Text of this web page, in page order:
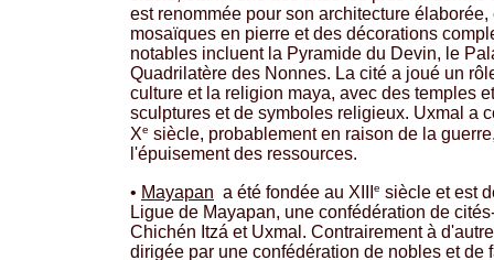
est renommée pour son architecture
mosaïques en pierre et des décorations
notables incluent la Pyramide du Devin, le
Quadrilatère des Nonnes. La cité a joué un
culture et la religion maya, avec des temples
sculptures et de symboles religieux. Uxmal a
Xe siècle, probablement en raison de la
l'épuisement des ressources.
• Mayapan a été fondée au XIII e siècle et est
Ligue de Mayapan, une confédération de
Chichén Itzá et Uxmal. Contrairement à
dirigée par une confédération de nobles et de